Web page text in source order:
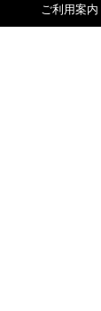
ご利用案内